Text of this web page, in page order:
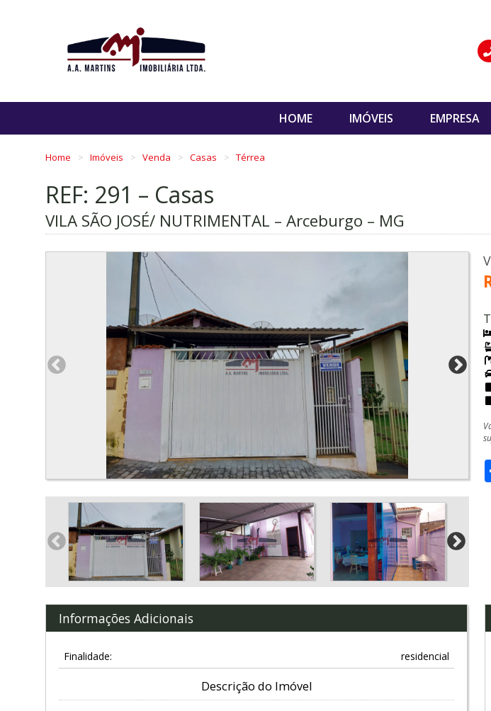
HOME IMÓVEIS EMPRESA
Home Imóveis Venda Casas Térrea
REF: 291 – Casas
VILA SÃO JOSÉ/ NUTRIMENTAL – Arceburgo – MG
Informações Adicionais
Finalidade: residencial
Descrição do Imóvel